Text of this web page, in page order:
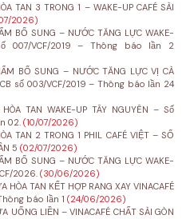
TAN 3 TRONG 1 – WAKE-UP CAFÉ SÀI
2026)
BỔ SUNG – NƯỚC TĂNG LỰC WAKE-
007/VCF/2019 – Thông báo lần 2
BỔ SUNG – NƯỚC TĂNG LỰC VỊ CÀ
số 003/VCF/2019 – Thông báo lần 24
TAN WAKE-UP TÂY NGUYÊN – Số
02. (10/07/2026)
TAN 2 TRONG 1 PHIL CAFÉ VIỆT – SỐ
5 (02/07/2026)
BỔ SUNG – NƯỚC TĂNG LỰC WAKE-
2026. (30/06/2026)
TAN KẾT HỢP RANG XAY VINACAFÉ
báo lần 1 (24/06/2026)
UỐNG LIỀN – VINACAFÉ CHẤT SÀI GÒN